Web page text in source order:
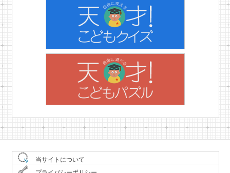
当サイトについて